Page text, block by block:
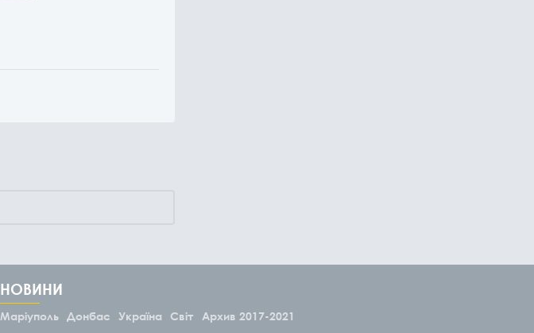
НОВИНИ
Маріуполь Донбас Україна Світ Архив 2017-2021